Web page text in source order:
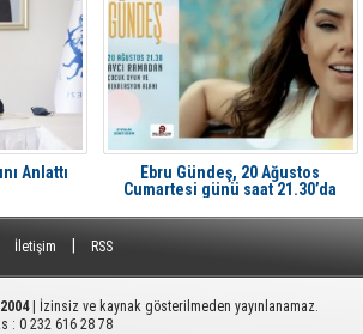
Anlattı
Ebru Gündeş, 20 Ağustos
Cumartesi günü saat 21.30’da
İletişim RSS
| İzinsiz ve kaynak gösterilmeden yayınlanamaz.
: 0 232 616 28 78